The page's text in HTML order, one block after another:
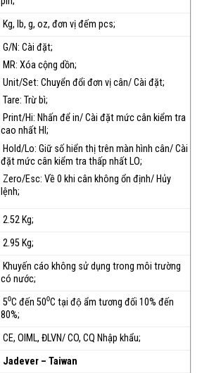
Kg, lb, g, oz, đơn vị đếm pcs;
G/N: Cài đặt;
MR: Xóa cộng dồn;
Unit/Set: Chuyển đổi đơn vị cân/ Cài đặt;
Tare: Trừ bì;
Print/Hi: Nhấn để in/ Cài đặt mức cân kiểm tra
cao nhất HI;
Hold/Lo: Giữ số hiển thị trên màn hình cân/ Cài
đặt mức cân kiểm tra thấp nhất LO;
Zero/Esc: Về 0 khi cân không ổn định/ Hủy
lệnh;
2.52 Kg;
2.95 Kg;
Khuyến cáo không sử dụng trong môi trường
có nước;
5⁰C đến 50⁰C tại độ ẩm tương đối 10% đến
80%;
CE, OIML, ĐLVN/ CO, CQ Nhập khẩu;
Jadever – Taiwan